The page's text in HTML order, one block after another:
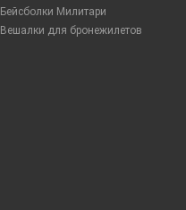
Бейсболки Милитари
Вешалки для бронежилетов